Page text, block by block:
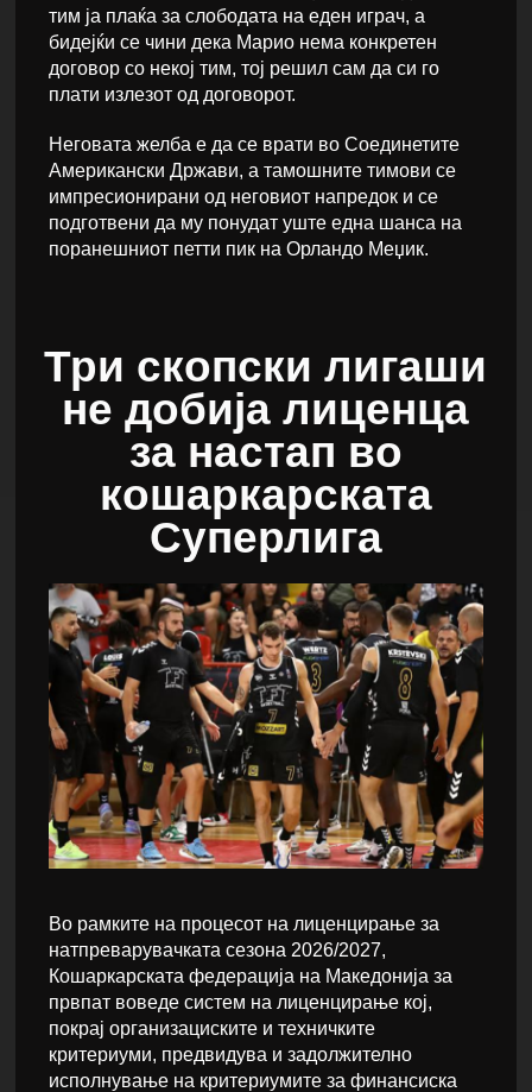
тим ја плаќа за слободата на еден играч, а
бидејќи се чини дека Марио нема конкретен
договор со некој тим, тој решил сам да си го
плати излезот од договорот.
Неговата желба е да се врати во Соединетите
Американски Држави, а тамошните тимови се
импресионирани од неговиот напредок и се
подготвени да му понудат уште една шанса на
поранешниот петти пик на Орландо Меџик.
Три скопски лигаши
не добија лиценца
за настап во
кошаркарската
Суперлига
Во рамките на процесот на лиценцирање за
натпреварувачката сезона 2026/2027,
Кошаркарската федерација на Македонија за
првпат воведе систем на лиценцирање кој,
покрај организациските и техничките
критериуми, предвидува и задолжително
исполнување на критериумите за финансиска